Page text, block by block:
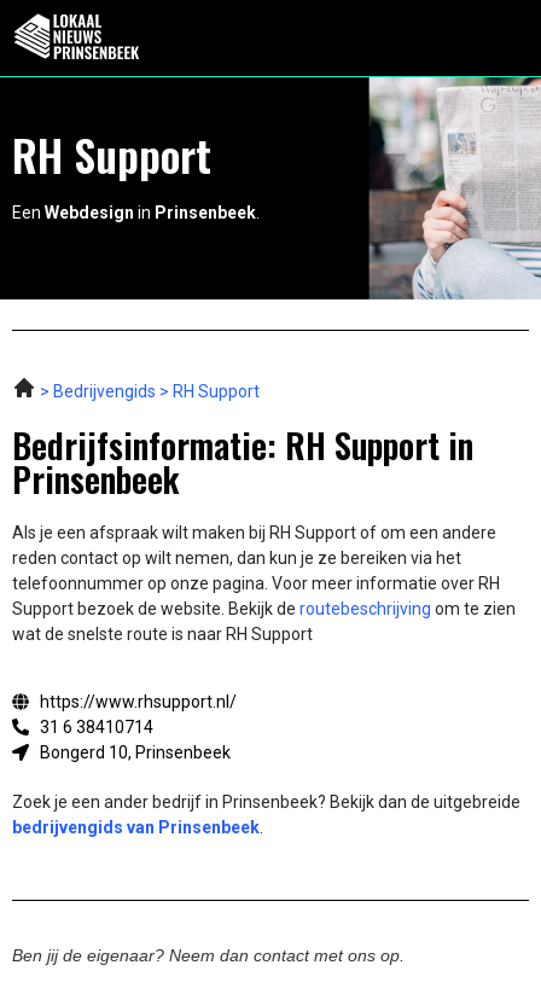
RH Support
Een Webdesign in Prinsenbeek
Bedrijvengids RH Support
Bedrijfsinformatie: RH Support in
Prinsenbeek
Als je een afspraak wilt maken bij RH Support of om een andere
reden contact op wilt nemen, dan kun je ze bereiken via het
telefoonnummer op onze pagina. Voor meer informatie over RH
Support bezoek de website. Bekijk de routebeschrijving om te zien
wat de snelste route is naar RH Support
https://www.rhsupport.nl/
31 6 38410714
Bongerd 10, Prinsenbeek
Zoek je een ander bedrijf in Prinsenbeek? Bekijk dan de uitgebreide
bedrijvengids van Prinsenbeek
Ben jij de eigenaar? Neem dan contact met ons op.